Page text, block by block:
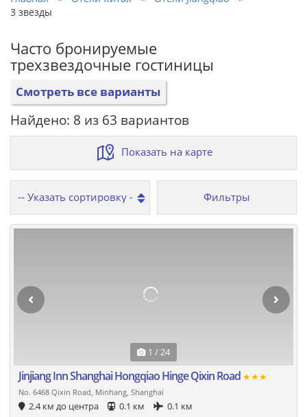
3 звезды
Часто бронируемые
трехзвездочные гостиницы
Смотреть все варианты
Найдено: 8 из 63 вариантов
Показать на карте
Фильтры
1 / 24
Jinjiang Inn Shanghai Hongqiao Hinge Qixin Road ★★★
No. 6468 Qixin Road, Minhang, Shanghai
2.4 км до центра 0.1 км 0.1 км